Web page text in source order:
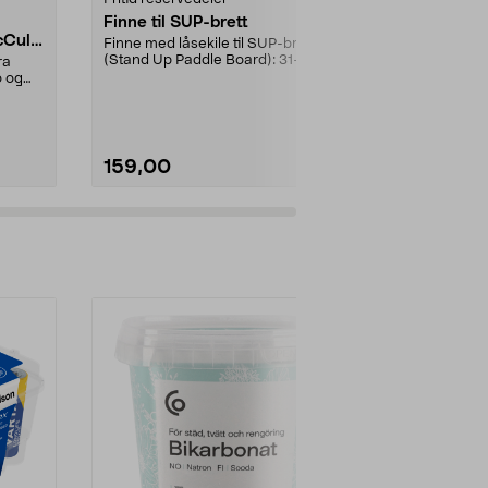
og
Finne til SUP-brett
Finne med låsekile til SUP-brett
(Stand Up Paddle Board): 31-
159,00